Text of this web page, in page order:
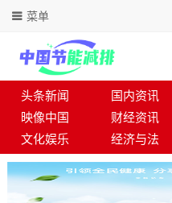
菜单
头条新闻 国内资讯
映像中国
财经资讯
文化娱乐
经济与法